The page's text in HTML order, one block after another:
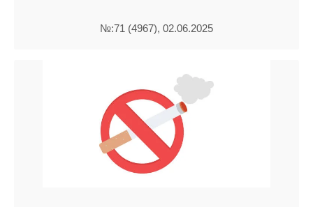
№:71 (4967), 02.06.2025